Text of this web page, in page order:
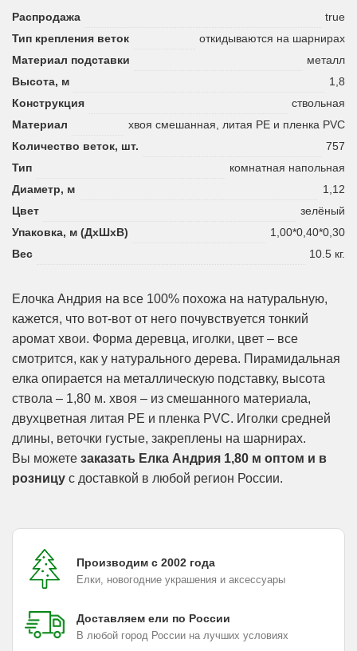
Распродажа
true
Тип крепления веток
откидываются на шарнирах
Материал подставки
металл
Высота, м
1,8
Конструкция
ствольная
Материал
хвоя смешанная, литая PE и пленка PVC
Количество веток, шт.
757
Тип
комнатная напольная
Диаметр, м
1,12
Цвет
зелёный
Упаковка, м (ДхШхВ)
1,00*0,40*0,30
Вес
10.5 кг.
Елочка Андрия на все 100% похожа на натуральную,
кажется, что вот-вот от него почувствуется тонкий
аромат хвои. Форма деревца, иголки, цвет – все
смотрится, как у натурального дерева. Пирамидальная
елка опирается на металлическую подставку, высота
ствола – 1,80 м. хвоя – из смешанного материала,
двухцветная литая PE и пленка PVC. Иголки средней
длины, веточки густые, закреплены на шарнирах.
Вы можете заказать Елка Андрия 1,80 м оптом и в
розницу с доставкой в любой регион России.
Производим с 2002 года
Елки, новогодние украшения и аксессуары
Доставляем ели по России
В любой город России на лучших условиях